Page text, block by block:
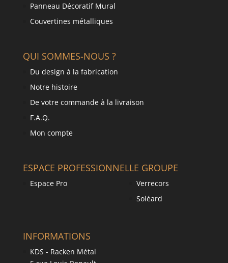
Panneau Décoratif Mural
Couvertines métalliques
QUI SOMMES-NOUS ?
Du design à la fabrication
Notre histoire
De votre commande à la livraison
F.A.Q.
Mon compte
ESPACE PROFESSIONNEL
Espace Pro
LE GROUPE
Verrecors
Soléard
INFORMATIONS
KDS - Racken Métal